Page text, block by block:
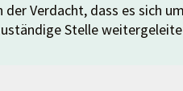
Verdacht, dass es sich um
Stelle